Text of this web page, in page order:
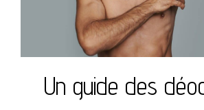
Un guide des